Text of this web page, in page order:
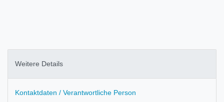
Weitere Details
Kontaktdaten / Verantwortliche Person